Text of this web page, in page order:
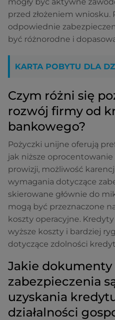
przed złożeniem
odpowiednie
być różnorodne i
KARTA POBYTU DLA
Czym różni się
rozwój firmy od
bankowego?
Pożyczki unijne oferują
jak niższe oprocentowanie
prowizji, możliwość
wymagania dotyczące
skierowane głównie do
mogą być przeznaczone
koszty operacyjne.
wyższe koszty i bardziej
dotyczące zdolności
Jakie dokumenty
zabezpieczenia
uzyskania
działalności